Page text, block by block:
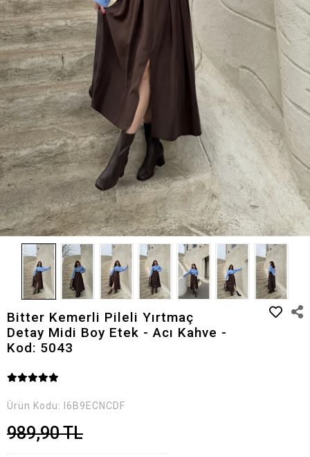
Bitter Kemerli Pileli Yırtmaç
Detay Midi Boy Etek - Acı Kahve -
Kod: 5043
Ürün Kodu: I6B9ECNCDF
989,90 TL